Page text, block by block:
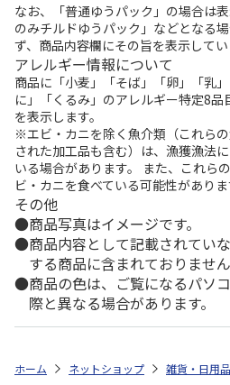
なお、「普通ゆうパック」の場合は
のみチルドゆうパック」などとなる
ず、商品内容欄にその旨を表示してい
アレルギー情報について
商品に「小麦」「そば」「卵」「乳
に」「くるみ」のアレルギー特定8
を表示します。
※エビ・カニを除く魚介類（これら
された加工品も含む）は、漁獲漁法
いる場合があります。 また、これら
ビ・カニを食べている可能性がありま
その他
商品写真はイメージです。
商品内容として記載されてい
する商品に含まれておりません
商品の色は、ご覧になるパソ
際と異なる場合があります。
ホーム ネットショップ 雑貨・日用品